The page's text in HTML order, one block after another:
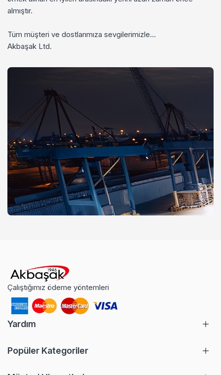
almıştır.
Tüm müşteri ve dostlarımıza sevgilerimizle...
Akbaşak Ltd.
Çalıştığımız ödeme yöntemleri
Yardım
Popüler Kategoriler